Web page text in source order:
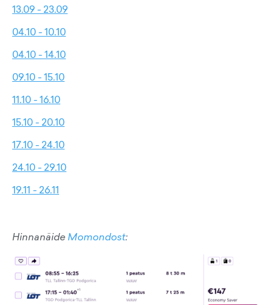
13.09 - 23.09
04.10 - 10.10
04.10 - 14.10
09.10 - 15.10
11.10 - 16.10
15.10 - 20.10
17.10 - 24.10
24.10 - 29.10
19.11 - 26.11
HinnanäideMomondost: